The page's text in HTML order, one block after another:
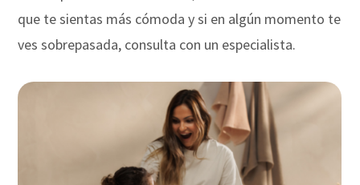
que te sientas más cómoda y si en algún momento te
ves sobrepasada, consulta con un especialista.